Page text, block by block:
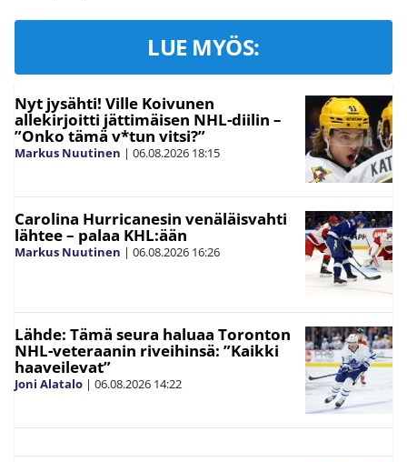
LUE MYÖS:
Nyt jysähti! Ville Koivunen
allekirjoitti jättimäisen NHL-diilin –
”Onko tämä v*tun vitsi?”
Markus Nuutinen | 06.08.2026 18:15
Carolina Hurricanesin venäläisvahti
lähtee – palaa KHL:ään
Markus Nuutinen | 06.08.2026 16:26
Lähde: Tämä seura haluaa Toronton
NHL-veteraanin riveihinsä: ”Kaikki
haaveilevat”
Joni Alatalo | 06.08.2026 14:22